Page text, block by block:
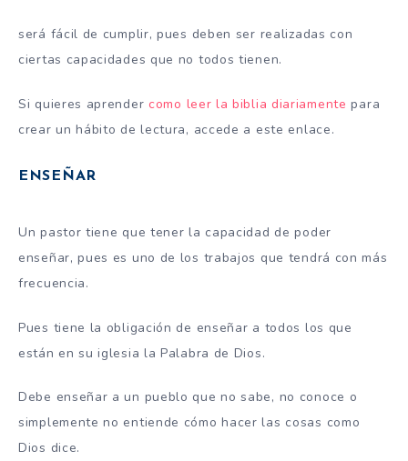
será fácil de cumplir, pues deben ser realizadas con
ciertas capacidades que no todos tienen.
Si quieres aprender como leer la biblia diariamente para
crear un hábito de lectura, accede a este enlace.
ENSEÑAR
Un pastor tiene que tener la capacidad de poder
enseñar, pues es uno de los trabajos que tendrá con más
frecuencia.
Pues tiene la obligación de enseñar a todos los que
están en su iglesia la Palabra de Dios.
Debe enseñar a un pueblo que no sabe, no conoce o
simplemente no entiende cómo hacer las cosas como
Dios dice.